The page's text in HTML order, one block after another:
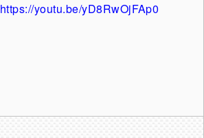
https://youtu.be/yD8RwOjFAp0